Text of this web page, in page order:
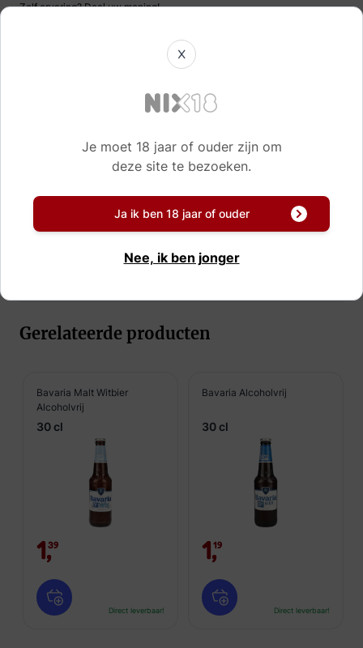
Zelf ervaring? Deel uw mening!
Schrijf uw eigen review
Gerelateerde producten
Bavaria Malt Witbier
Alcoholvrij
30 cl
1,39
Direct leverbaar!
Bavaria Alcoholvrij
30 cl
1,19
Direct leverbaar!
X
Je moet 18 jaar of ouder zijn om
deze site te bezoeken.
Ja ik ben 18 jaar of ouder
Nee, ik ben jonger